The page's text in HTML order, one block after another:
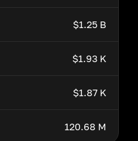
$1.25 B
$1.93 K
$1.87 K
120.68 M